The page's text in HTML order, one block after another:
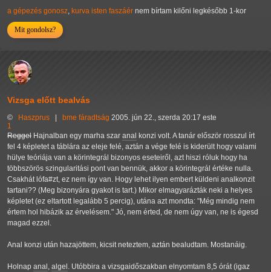
a gépezés gonosz, kurva isten faszáér nem bírtam kilőni legkésőbb 1-kor
Mit gondolsz?
Vizsga előtt bealvás
© Haszprus bme fáradtság 2005. jún 22., szerda 20:17 este
1
Reggel Hajnalban egy marha szar anal konzi volt. A tanár először rosszul írt
fel 4 képletet a táblára az eleje felé, aztán a vége felé is kiderült hogy valami
hülye teóriája van a körintegrál bizonyos eseteiről, azt hiszi róluk hogy ha
többszörös szingularitási pont van bennük, akkor a körintegrál értéke nulla.
Csakhát lófa#zt, ez nem így van. Hogy lehet ilyen embert küldeni analkonzit
tartani?? (Meg bizonyára gyakot is tart.) Mikor elmagyarázták neki a helyes
képletet (ez eltartott legalább 5 percig), utána azt mondta: "Még mindig nem
értem hol hibázik az érvelésem." Jó, nem érted, de nem úgy van, ne is égesd
magad ezzel.
Anal konzi után hazajöttem, kicsit neteztem, aztán bealudtam. Mostanáig.
Holnap anal , algel . Utóbbira a vizsgaidőszakban elnyomtam 8,5 órát (igaz